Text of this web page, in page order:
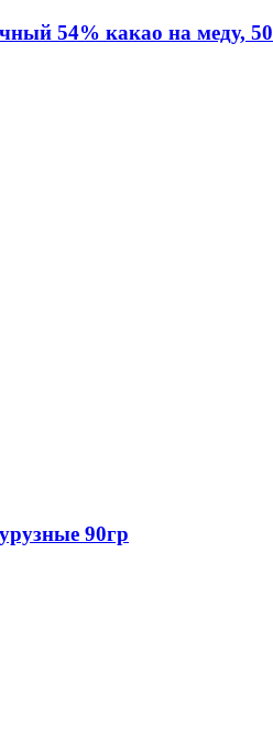
54% какао на меду,
90гр